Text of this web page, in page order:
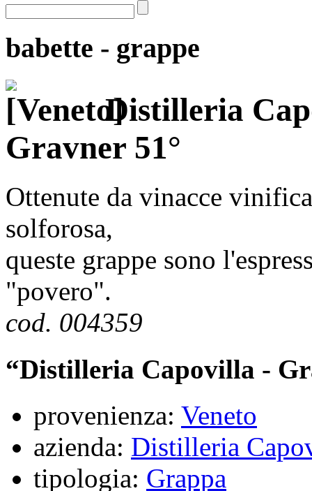
babette - grappe
Distilleria
Gravner 51°
Ottenute da vinacce
solforosa,
queste grappe sono
"povero".
cod. 004359
“Distilleria Capovilla -
provenienza: Veneto
azienda: Distilleria
tipologia: Grappa